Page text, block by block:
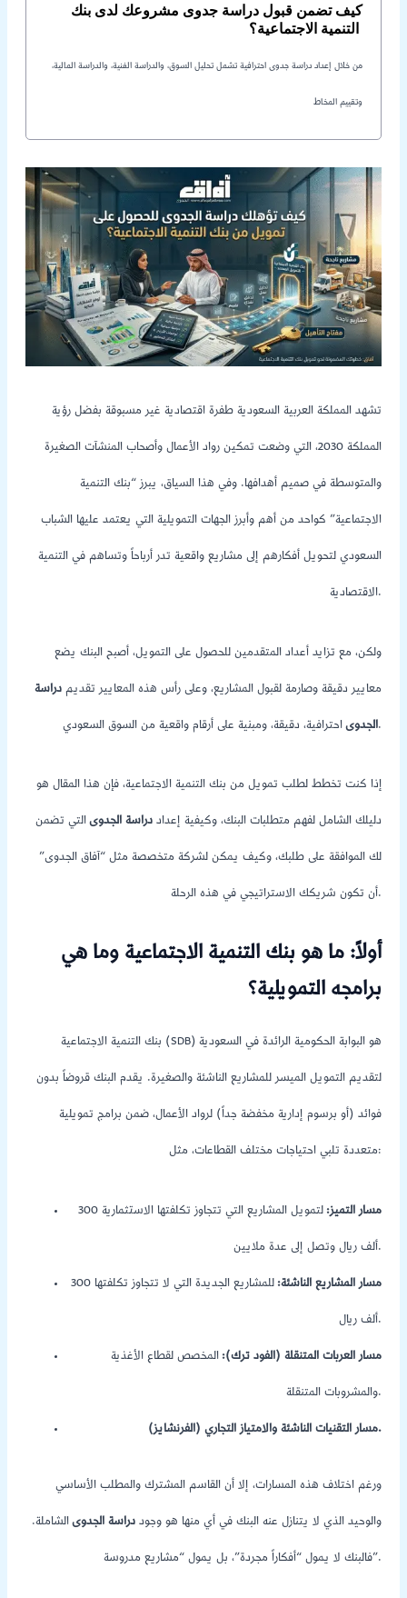
كيف تضمن قبول دراسة جدوى مشروعك لدى بنك
من خلال إعداد دراسة جدوى احترافية تشمل تحليل السوق، والدراسة الفنية، والدراسة المالية،
وتقييم المخاط
تشهد المملكة العربية السعودية طفرة اقتصادية غير مسبوقة بفضل رؤية
المملكة 2030، التي وضعت تمكين رواد الأعمال وأصحاب المنشآت الصغيرة
والمتوسطة في صميم أهدافها. وفي هذا السياق، يبرز “بنك التنمية
الاجتماعية” كواحد من أهم وأبرز الجهات التمويلية التي يعتمد عليها الشباب
السعودي لتحويل أفكارهم إلى مشاريع واقعية تدر أرباحاً وتساهم في التنمية
الاقتصادية.
ولكن، مع تزايد أعداد المتقدمين للحصول على التمويل، أصبح البنك يضع
معايير دقيقة وصارمة لقبول المشاريع، وعلى رأس هذه المعايير تقديم دراسة
الجدوىاحترافية، دقيقة، ومبنية على أرقام واقعية من السوق السعودي.
إذا كنت تخطط لطلب تمويل من بنك التنمية الاجتماعية، فإن هذا المقال هو
دليلك الشامل لفهم متطلبات البنك، وكيفية إعداد دراسة الجدوىالتي تضمن
لك الموافقة على طلبك، وكيف يمكن لشركة متخصصة مثل “آفاق الجدوى”
أن تكون شريكك الاستراتيجي في هذه الرحلة.
أولاً: ما هو بنك التنمية الاجتماعية وما هي
برامجه التمويلية؟
بنك التنمية الاجتماعية (SDB) هو البوابة الحكومية الرائدة في السعودية
لتقديم التمويل الميسر للمشاريع الناشئة والصغيرة. يقدم البنك قروضاً بدون
فوائد (أو برسوم إدارية مخفضة جداً) لرواد الأعمال، ضمن برامج تمويلية
متعددة تلبي احتياجات مختلف القطاعات، مثل:
مسار التميز: لتمويل المشاريع التي تتجاوز تكلفتها الاستثمارية 300
ألف ريال وتصل إلى عدة ملايين.
مسار المشاريع الناشئة: للمشاريع الجديدة التي لا تتجاوز تكلفتها 300
ألف ريال.
مسار العربات المتنقلة (الفود ترك): المخصص لقطاع الأغذية
والمشروبات المتنقلة.
مسار التقنيات الناشئة والامتياز التجاري (الفرنشايز).
ورغم اختلاف هذه المسارات، إلا أن القاسم المشترك والمطلب الأساسي
والوحيد الذي لا يتنازل عنه البنك في أي منها هو وجود دراسة الجدوىالشاملة.
فالبنك لا يمول “أفكاراً مجردة”، بل يمول “مشاريع مدروسة”.